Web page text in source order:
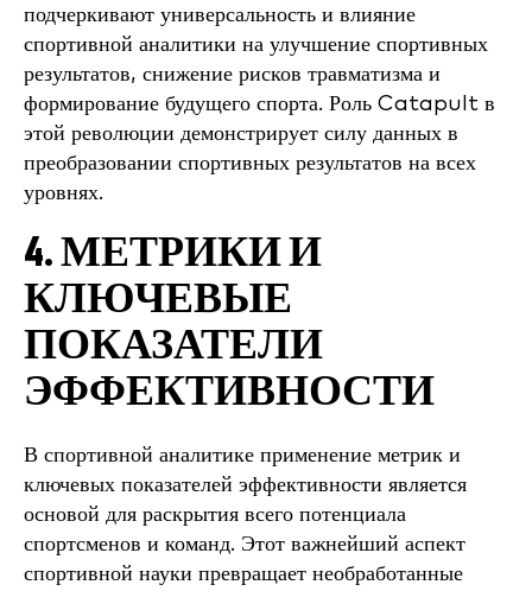
подчеркивают универсальность и влияние
спортивной аналитики на улучшение спортивных
результатов, снижение рисков травматизма и
формирование будущего спорта. Роль Catapult в
этой революции демонстрирует силу данных в
преобразовании спортивных результатов на всех
уровнях.
4. МЕТРИКИ И
КЛЮЧЕВЫЕ
ПОКАЗАТЕЛИ
ЭФФЕКТИВНОСТИ
В спортивной аналитике применение метрик и
ключевых показателей эффективности является
основой для раскрытия всего потенциала
спортсменов и команд. Этот важнейший аспект
спортивной науки превращает необработанные